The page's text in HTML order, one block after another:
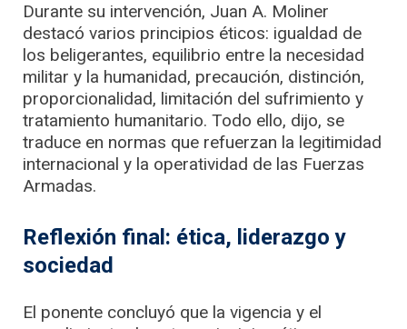
Durante su intervención, Juan A. Moliner
destacó varios principios éticos: igualdad de
los beligerantes, equilibrio entre la necesidad
militar y la humanidad, precaución, distinción,
proporcionalidad, limitación del sufrimiento y
tratamiento humanitario. Todo ello, dijo, se
traduce en normas que refuerzan la legitimidad
internacional y la operatividad de las Fuerzas
Armadas.
Reflexión final: ética, liderazgo y
sociedad
El ponente concluyó que la vigencia y el